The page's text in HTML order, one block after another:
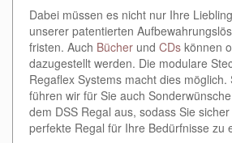
Dabei müssen es nicht nur Ihre
unserer patentierten
fristen. Auch Bücher und CDs können
dazugestellt werden. Die modulare
Regaflex Systems macht dies möglich.
führen wir für Sie auch
dem DSS Regal aus, sodass Sie
perfekte Regal für Ihre Bedürfnisse zu